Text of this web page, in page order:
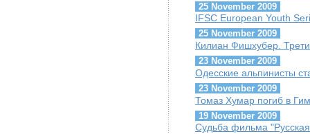
25 November 2009
IFSC European Youth
25 November 2009
Килиан Фишхубер.
23 November 2009
Одесские альпинисты
23 November 2009
Томаз Хумар погиб в
19 November 2009
Судьба фильма